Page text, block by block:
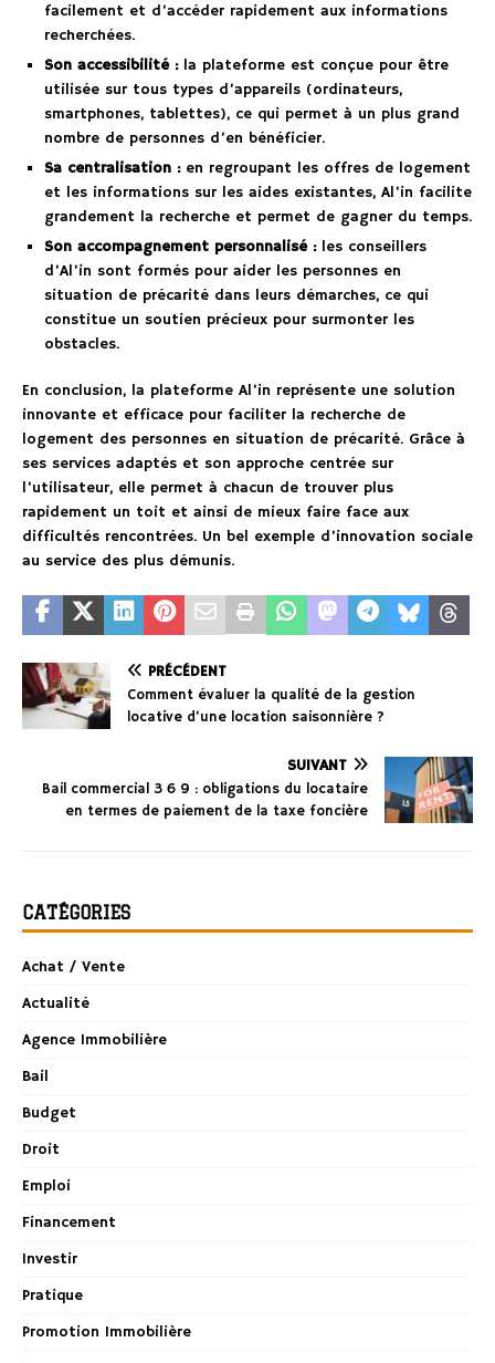
facilement et d’accéder rapidement aux informations
recherchées.
Son accessibilité :la plateforme est conçue pour être
utilisée sur tous types d’appareils (ordinateurs,
smartphones, tablettes), ce qui permet à un plus grand
nombre de personnes d’en bénéficier.
Sa centralisation :en regroupant les offres de logement
et les informations sur les aides existantes, Al’in facilite
grandement la recherche et permet de gagner du temps.
Son accompagnement personnalisé :les conseillers
d’Al’in sont formés pour aider les personnes en
situation de précarité dans leurs démarches, ce qui
constitue un soutien précieux pour surmonter les
obstacles.
En conclusion, la plateforme Al’in représente une solution
innovante et efficace pour faciliter la recherche de
logement des personnes en situation de précarité. Grâce à
ses services adaptés et son approche centrée sur
l’utilisateur, elle permet à chacun de trouver plus
rapidement un toit et ainsi de mieux faire face aux
difficultés rencontrées. Un bel exemple d’innovation sociale
au service des plus démunis.
PRÉCÉDENT
Comment évaluer la qualité de la gestion
locative d’une location saisonnière ?
SUIVANT
Bail commercial 3 6 9 : obligations du locataire
en termes de paiement de la taxe foncière
CATÉGORIES
Achat / Vente
Actualité
Agence Immobilière
Bail
Budget
Droit
Emploi
Financement
Investir
Pratique
Promotion Immobilière